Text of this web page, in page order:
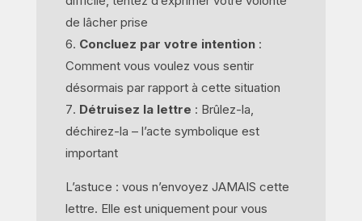
de lâcher prise
Concluez par votre intention:
Comment vous voulez vous sentir
désormais par rapport à cette situation
Détruisez la lettre : Brûlez-la,
déchirez-la – l’acte symbolique est
important
L’astuce : vous n’envoyez JAMAIS cette
lettre. Elle est uniquement pour vous